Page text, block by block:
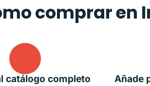
comprar en
catálogo completo Añade